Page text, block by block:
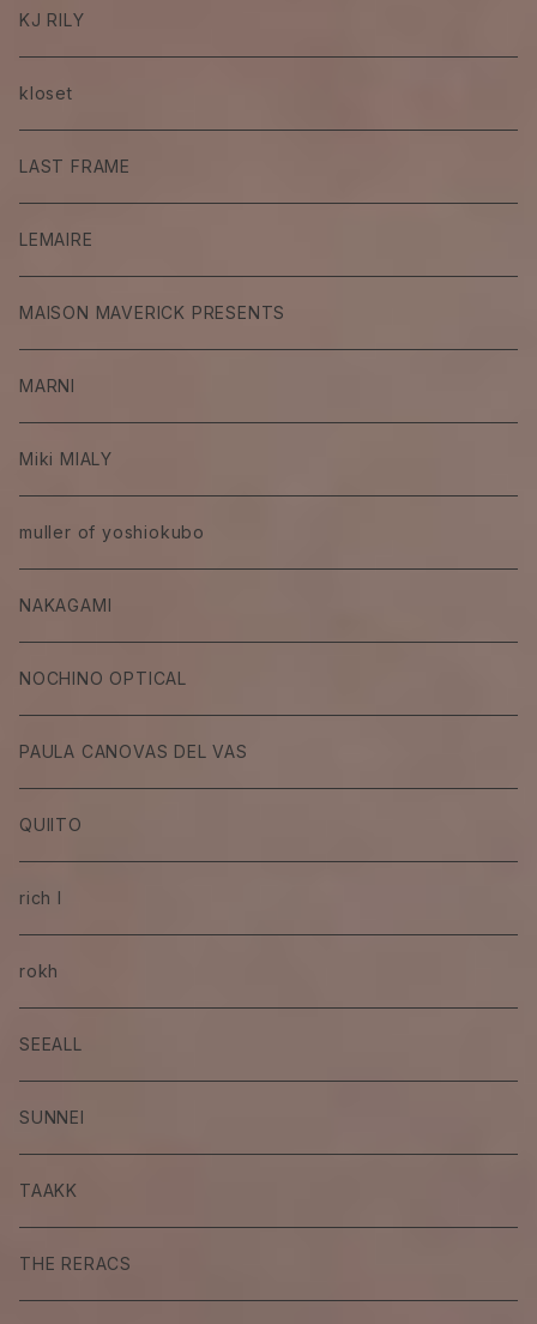
KJ RILY
kloset
LAST FRAME
LEMAIRE
MAISON MAVERICK PRESENTS
MARNI
Miki MIALY
muller of yoshiokubo
NAKAGAMI
NOCHINO OPTICAL
PAULA CANOVAS DEL VAS
QUIITO
rich I
rokh
SEEALL
SUNNEI
TAAKK
THE RERACS